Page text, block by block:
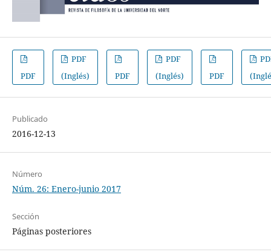
PDF
PDF
(Inglés)
PDF
PDF
(Inglés)
PDF
Publicado
2016-12-13
Número
Núm. 26: Enero-junio 2017
Sección
Páginas posteriores